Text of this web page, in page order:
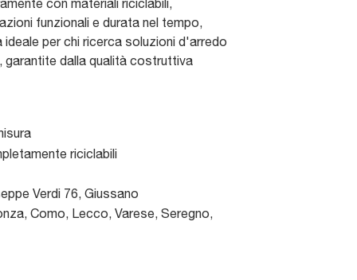
funzionali e durata nel tempo,
per chi ricerca soluzioni d'arredo
garantite dalla qualità costruttiva
riciclabili
Verdi 76 Giussano
Como, Lecco, Varese, Seregno,